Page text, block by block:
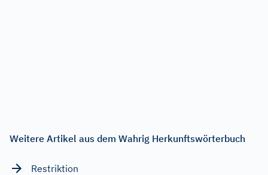
Weitere Artikel aus dem Wahrig Herkunftswörterbuch
Restriktion